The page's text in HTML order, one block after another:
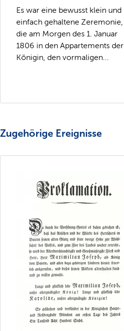
Es war eine bewusst klein und
einfach gehaltene Zeremonie,
die am Morgen des 1. Januar
1806 in den Appartements der
Königin, den vormaligen...
Zugehörige Ereignisse